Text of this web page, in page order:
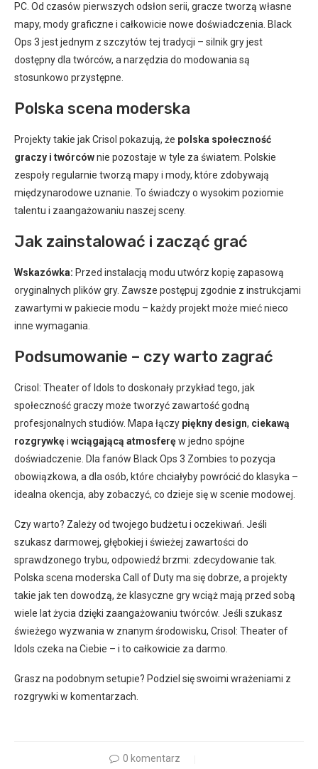
PC. Od czasów pierwszych odsłon serii, gracze tworzą własne
mapy, mody graficzne i całkowicie nowe doświadczenia. Black
Ops 3 jest jednym z szczytów tej tradycji – silnik gry jest
dostępny dla twórców, a narzędzia do modowania są
stosunkowo przystępne.
Polska scena moderska
Projekty takie jak Crisol pokazują, że polska społeczność
graczy i twórcównie pozostaje w tyle za światem. Polskie
zespoły regularnie tworzą mapy i mody, które zdobywają
międzynarodowe uznanie. To świadczy o wysokim poziomie
talentu i zaangażowaniu naszej sceny.
Jak zainstalować i zacząć grać
Wskazówka: Przed instalacją modu utwórz kopię zapasową
oryginalnych plików gry. Zawsze postępuj zgodnie z instrukcjami
zawartymi w pakiecie modu – każdy projekt może mieć nieco
inne wymagania.
Podsumowanie – czy warto zagrać
Crisol: Theater of Idols to doskonały przykład tego, jak
społeczność graczy może tworzyć zawartość godną
profesjonalnych studiów. Mapa łączy piękny design, ciekawą
rozgrywkęi wciągającą atmosferęw jedno spójne
doświadczenie. Dla fanów Black Ops 3 Zombies to pozycja
obowiązkowa, a dla osób, które chciałyby powrócić do klasyka –
idealna okencja, aby zobaczyć, co dzieje się w scenie modowej.
Czy warto? Zależy od twojego budżetu i oczekiwań. Jeśli
szukasz darmowej, głębokiej i świeżej zawartości do
sprawdzonego trybu, odpowiedź brzmi: zdecydowanie tak.
Polska scena moderska Call of Duty ma się dobrze, a projekty
takie jak ten dowodzą, że klasyczne gry wciąż mają przed sobą
wiele lat życia dzięki zaangażowaniu twórców. Jeśli szukasz
świeżego wyzwania w znanym środowisku, Crisol: Theater of
Idols czeka na Ciebie – i to całkowicie za darmo.
Grasz na podobnym setupie? Podziel się swoimi wrażeniami z
rozgrywki w komentarzach.
0 komentarz